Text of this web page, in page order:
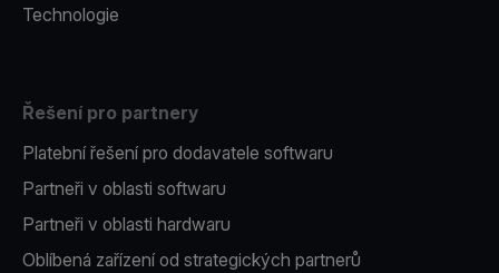
Technologie
Řešení pro partnery
Platební řešení pro dodavatele softwaru
Partneři v oblasti softwaru
Partneři v oblasti hardwaru
Oblíbená zařízení od strategických partnerů